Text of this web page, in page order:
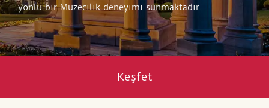
yönlü bir Müzecilik deneyimi sunmaktadır.
Keşfet